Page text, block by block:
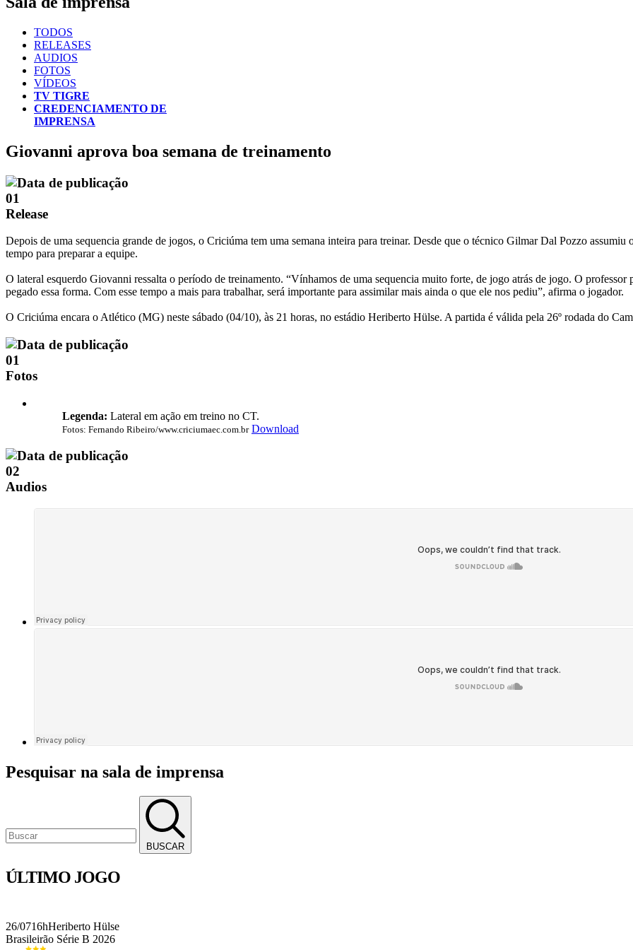
TODOS
RELEASES
AUDIOS
FOTOS
VÍDEOS
TV TIGRE
CREDENCIAMENTO DE
IMPRENSA
Giovanni aprova boa semana de treinamento
01
Release
Depois de uma sequencia grande de jogos, o Criciúma tem uma semana inteira para treinar. Desde que o técnico Gilmar Dal Pozzo
tempo para preparar a equipe.
O lateral esquerdo Giovanni ressalta o período de treinamento. “Vínhamos de uma sequencia muito forte, de jogo atrás de jogo. O
pegado essa forma. Com esse tempo a mais para trabalhar, será importante para assimilar mais ainda o que ele nos pediu”, afirma o jogador.
O Criciúma encara o Atlético (MG) neste sábado (04/10), às 21 horas, no estádio Heriberto Hülse. A partida é válida pela 26º rodada do
01
Fotos
Legenda: Lateral em ação em treino no CT.
Fotos: Fernando Ribeiro/www.criciumaec.com.br Download
02
Audios
Pesquisar na sala de imprensa
BUSCAR
ÚLTIMO JOGO
26/0716hHeriberto Hülse
Brasileirão Série B 2026